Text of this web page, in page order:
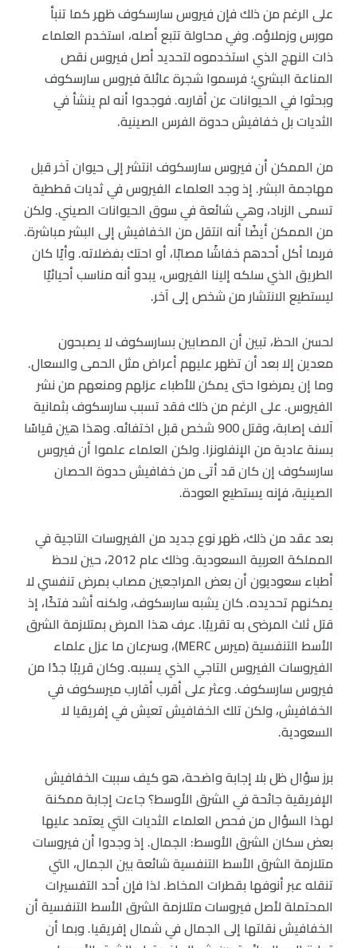
على الرغم من ذلك فإن فيروس سارسكوف ظهر كما تنبأ
مورس وزملاؤه. وفي محاولة تتبع أصله، استخدم العلماء
ذات النهج الذي استخدموه لتحديد أصل فيروس نقص
المناعة البشري؛ فرسموا شجرة عائلة فيروس سارسكوف
وبحثوا في الحيوانات عن أقاربه. فوجدوا أنه لم ينشأ في
الثديات بل خفافيش حدوة الفرس الصينية.
من الممكن أن فيروس سارسكوف انتشر إلى حيوان آخر قبل
مهاجمة البشر. إذ وجد العلماء الفيروس في ثديات قططية
تسمى الزباد، وهي شائعة في سوق الحيوانات الصيني. ولكن
من الممكن أيضًا أنه انتقل من الخفافيش إلى البشر مباشرة.
فربما أكل أحدهم خفاشًا مصابًا، أو احتك بفضلاته. وأيًا كان
الطريق الذي سلكه إلينا الفيروس، يبدو أنه مناسب أحيائيًا
ليستطيع الانتشار من شخص إلى آخر.
لحسن الحظ، تبين أن المصابين بسارسكوف لا يصبحون
معدين إلا بعد أن تظهر عليهم أعراض مثل الحمى والسعال.
وما إن يمرضوا حتى يمكن للأطباء عزلهم ومنعهم من نشر
الفيروس. على الرغم من ذلك فقد تسبب سارسكوف بثمانية
آلاف إصابة، وقتل 900 شخص قبل اختفائه. وهذا هين قياسًا
بسنة عادية من الإنفلونزا. ولكن العلماء علموا أن فيروس
سارسكوف إن كان قد أتى من خفافيش حدوة الحصان
الصينية، فإنه يستطيع العودة.
بعد عقد من ذلك، ظهر نوع جديد من الفيروسات التاجية في
المملكة العربية السعودية. وذلك عام 2012، حين لاحظ
أطباء سعوديون أن بعض المراجعين مصاب بمرض تنفسي لا
يمكنهم تحديده. كان يشبه سارسكوف، ولكنه أشد فتكًا، إذ
قتل ثلث المرضى به تقريبًا. عرف هذا المرض بمتلازمة الشرق
الأسط التنفسية (ميرس MERC)، وسرعان ما عزل علماء
الفيروسات الفيروس التاجي الذي يسببه. وكان قريبًا جدًا من
فيروس سارسكوف. وعثر على أقرب أقارب ميرسكوف في
الخفافيش، ولكن تلك الخفافيش تعيش في إفريقيا لا
السعودية.
برز سؤال ظل بلا إجابة واضحة، هو كيف سببت الخفافيش
الإفريقية جائحة في الشرق الأوسط؟ جاءت إجابة ممكنة
لهذا السؤال من فحص العلماء الثديات التي يعتمد عليها
بعض سكان الشرق الأوسط: الجمال. إذ وجدوا أن فيروسات
متلازمة الشرق الأسط التنفسية شائعة بين الجمال، التي
تنقله عبر أنوفها بقطرات المخاط. لذا فإن أحد التفسيرات
المحتملة لأصل فيروسات متلازمة الشرق الأسط التنفسية أن
الخفافيش نقلتها إلى الجمال في شمال إفريقيا. وبما أن